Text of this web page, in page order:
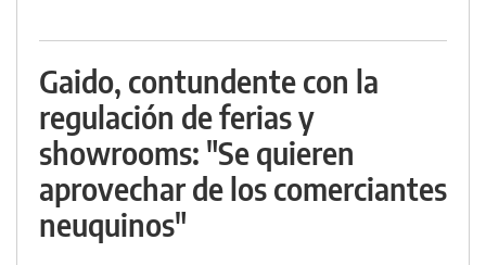
Gaido, contundente con la
regulación de ferias y
showrooms: "Se quieren
aprovechar de los comerciantes
neuquinos"